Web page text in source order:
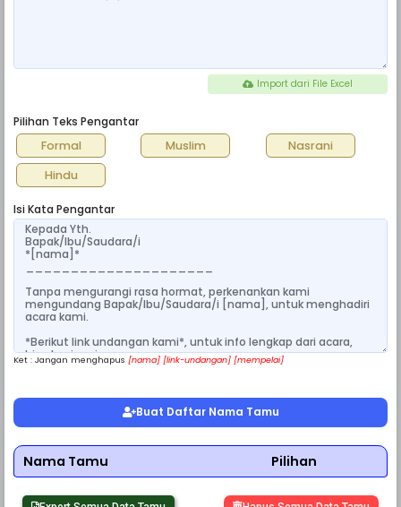
Import dari File Excel
Pilihan Teks Pengantar
Formal
Muslim
Nasrani
Hindu
Isi Kata Pengantar
Ket : Jangan menghapus [nama] [link-undangan] [mempelai]
Buat Daftar Nama Tamu
Nama Tamu Pilihan